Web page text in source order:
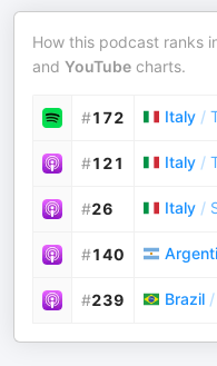
How this podcast ranks
and YouTube charts.
#172 Italy /
#121 Italy /
#26 Italy /
#140
#239 Brazil /